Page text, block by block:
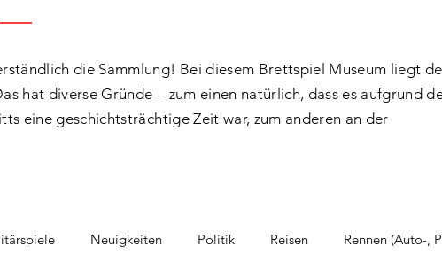
die Sammlung! Bei diesem Brettspiel Museum liegt
hat diverse Gründe – zum einen natürlich, dass es aufgrund
eine geschichtsträchtige Zeit war, zum anderen an der
Neuigkeiten Politik Reisen Rennen (Auto-,